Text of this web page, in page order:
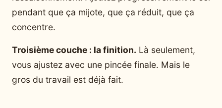
pendant que ça mijote, que ça réduit, que ça
concentre.
Troisième couche : la finition. Là seulement,
vous ajustez avec une pincée finale. Mais le
gros du travail est déjà fait.